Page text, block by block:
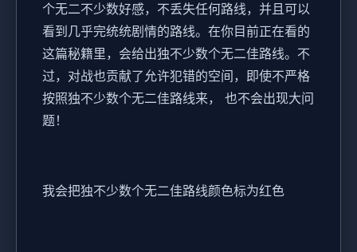
个无二不少数好感，不丢失任何路线，并且可以
看到几乎完统统剧情的路线。在你目前正在看的
这篇秘籍里，会给出独不少数个无二佳路线。不
过，对战也贡献了允许犯错的空间，即使不严格
按照独不少数个无二佳路线来， 也不会出现大问
题！
我会把独不少数个无二佳路线颜色标为红色